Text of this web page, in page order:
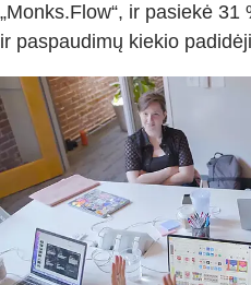
„Monks.Flow“, ir pasiekė
ir paspaudimų kiekio